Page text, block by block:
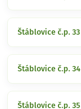
Štáblovice č.p. 33
Štáblovice č.p. 34
Štáblovice č.p. 35